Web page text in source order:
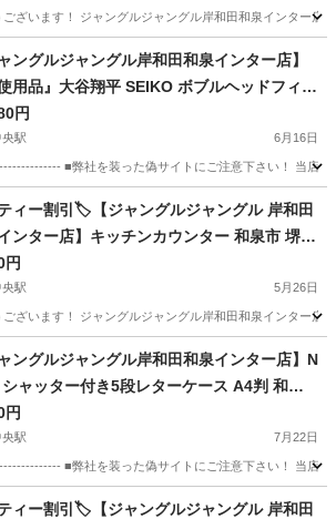
ざいます！ ジャングルジャングル岸和田和泉インター
中央駅 キッチン家電 ジャングル
ャングルジャングル岸和田和泉インター店】
使用品』大谷翔平 SEIKO ボブルヘッドフィギ
泉市 堺市 岸和田市 泉大津市 高石市 泉北郡
円
駅 6月16日
■弊社を装った偽サイトにご注意下さい！ 当店の
フィギュア ボブルヘッド
ィー割引🏷️【ジャングルジャングル 岸和田
ンター店】キッチンカウンター 和泉市 堺市
市 泉大津市 高石市 泉北郡熊取町
円
駅 5月26日
ございます！ ジャングルジャングル岸和田和泉インター
中央駅 収納家具 ジャングル
ャングルジャングル岸和田和泉インター店】N
シャッター付き5段レターケース A4判 和泉
岸和田市 泉大津市 高石市 泉北郡熊取町
円
駅 7月22日
■弊社を装った偽サイトにご注意下さい！ 当店の
オフィス用家具
ィー割引🏷️【ジャングルジャングル 岸和田